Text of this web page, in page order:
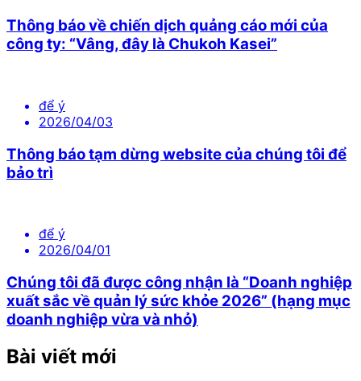
Thông báo về chiến dịch quảng cáo mới của
công ty: “Vâng, đây là Chukoh Kasei”
để ý
2026/04/03
Thông báo tạm dừng website của chúng tôi để
bảo trì
để ý
2026/04/01
Chúng tôi đã được công nhận là “Doanh nghiệp
xuất sắc về quản lý sức khỏe 2026” (hạng mục
doanh nghiệp vừa và nhỏ)
Bài viết mới